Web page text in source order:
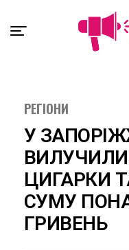
РЕГІОНИ
У
ВИЛУЧИЛИ
ЦИГАРКИ
СУМУ
ГРИВЕНЬ
Exit